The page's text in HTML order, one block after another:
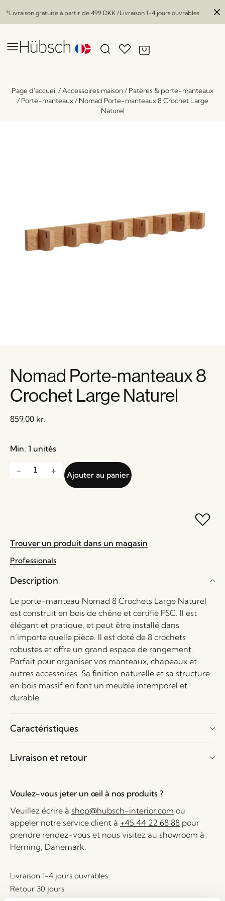
*Livraison gratuite à partir de 499 DKK /Livraison 1-4 jours ouvrables
Page d'accueil / Accessoires maison/ Patères & porte-manteaux
/ Porte-manteaux/ Nomad Porte-manteaux 8 Crochet Large
Naturel
Nomad Porte-manteaux 8
Crochet Large Naturel
859,00 kr.
Min. 1 unités
Ajouter au panier
Trouver un produit dans un magasin
Professionals
Description
Le porte-manteau Nomad 8 Crochets Large Naturel
est construit en bois de chêne et certifié FSC. Il est
élégant et pratique, et peut être installé dans
n’importe quelle pièce. Il est doté de 8 crochets
robustes et offre un grand espace de rangement.
Parfait pour organiser vos manteaux, chapeaux et
autres accessoires. Sa finition naturelle et sa structure
en bois massif en font un meuble intemporel et
durable.
Caractéristiques
Livraison et retour
Voulez-vous jeter un œil à nos produits ?
Veuillez écrire à shop@hubsch-interior.com ou
appeler notre service client à +45 44 22 68 88 pour
prendre rendez-vous et nous visitez au showroom à
Herning, Danemark.
Livraison 1-4 jours ouvrables
Retour 30 jours